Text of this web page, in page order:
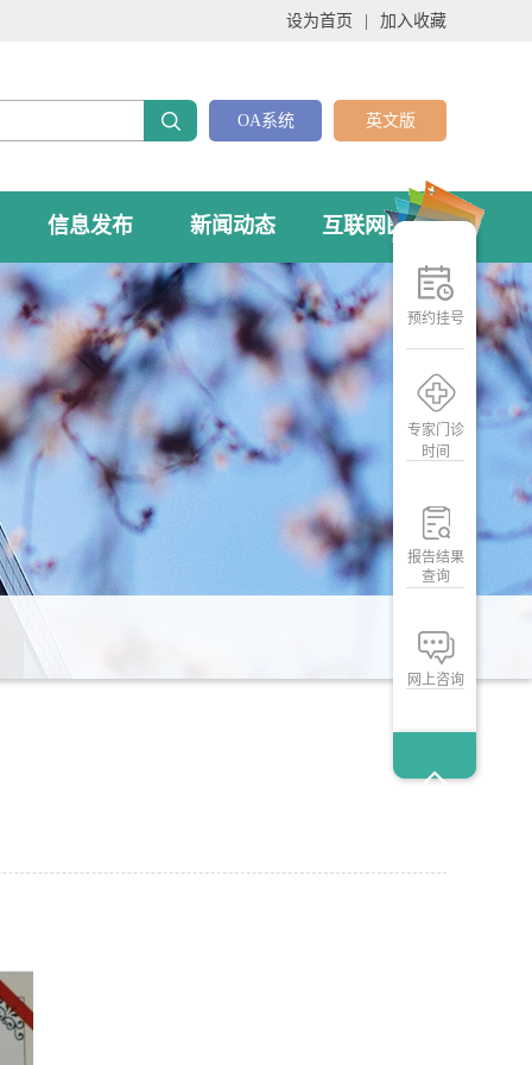
预约挂号
专家门诊
时间
报告结果
查询
网上咨询
设为首页 加入收藏
OA系统 英文版
信息发布 新闻动态 互联网医院